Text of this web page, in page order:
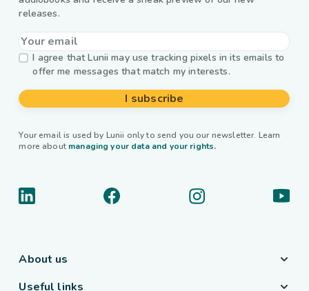
releases.
I agree that Lunii may use tracking pixels in its emails to
offer me messages that match my interests.
I subscribe
Your email is used by Lunii only to send you our newsletter. Learn
more about managing your data and your rights.
About us
Useful links